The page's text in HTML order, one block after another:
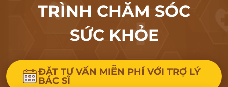
TRÌNH CHĂM SÓC
SỨC KHỎE
ĐẶT TƯ VẤN MIỄN PHÍ VỚI TRỢ LÝ
BÁC SĨ